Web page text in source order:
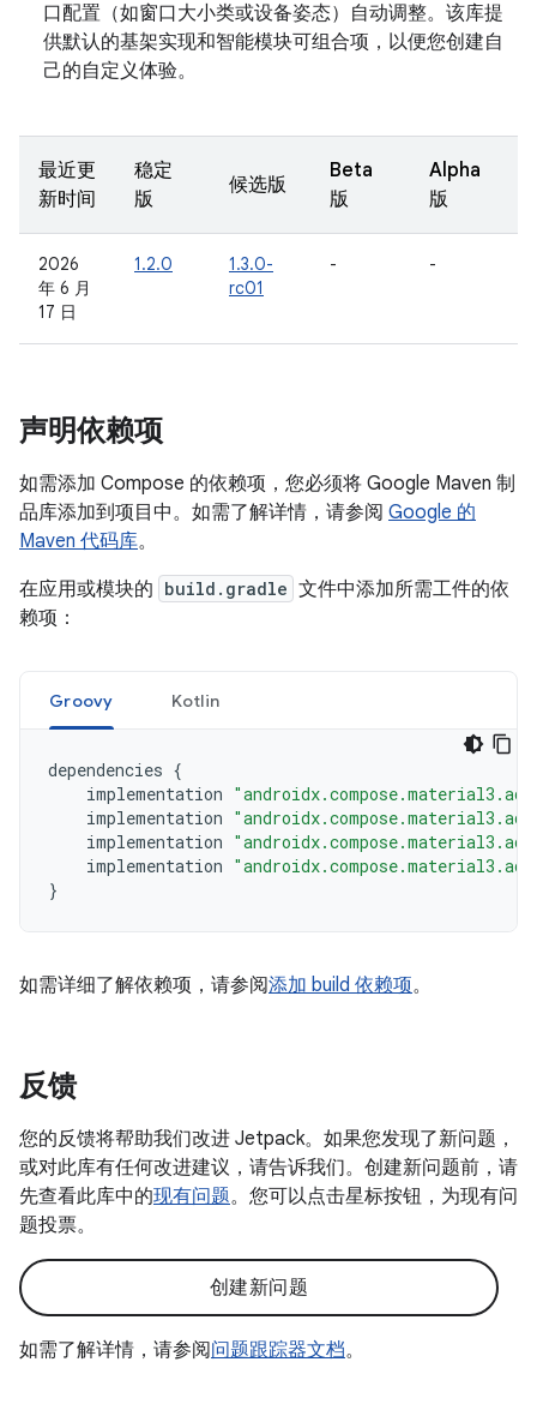
口配置（如窗口大小类或设备姿态）自动调整。该库提
供默认的基架实现和智能模块可组合项，以便您创建自
己的自定义体验。
最近更
新时间
稳定
版
候选版
Beta
版
Alpha
版
2026
年 6 月
17 日
1.2.0
1.3.0-
rc01
- -
声明依赖项
如需添加 Compose 的依赖项，您必须将 Google Maven 制
品库添加到项目中。如需了解详情，请参阅 Google 的
Maven 代码库。
在应用或模块的 build.gradle 文件中添加所需工件的依
赖项：
Groovy Kotlin
dependencies {
implementation
implementation
implementation
implementation
}
如需详细了解依赖项，请参阅添加 build 依赖项。
反馈
您的反馈将帮助我们改进 Jetpack。如果您发现了新问题，
或对此库有任何改进建议，请告诉我们。创建新问题前，请
先查看此库中的现有问题。您可以点击星标按钮，为现有问
题投票。
创建新问题
如需了解详情，请参阅问题跟踪器文档。